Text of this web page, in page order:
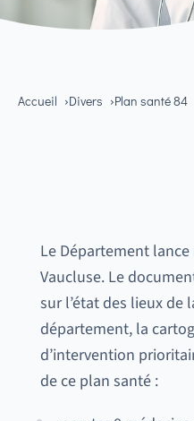
Accueil Divers Plan santé 84
Le Département lance
Vaucluse. Le
sur l’état des lieux de
département, la
d’intervention
de ce plan santé :